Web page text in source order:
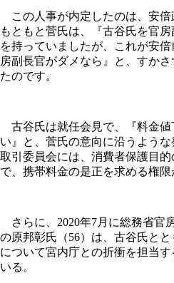
この人事が内定したのは、安倍
もともと菅氏は、『古谷氏を官
を持っていましたが、これが安
房副長官がダメなら』と、すか
たのです。
古谷氏は就任会見で、『料金値
い』と、菅氏の意向に沿うよう
取引委員会には、消費者保護目
で、携帯料金の是正を求める権限
さらに、2020年7月に総務省官
の原邦彰氏（56）は、古谷氏とと
について宮内庁との折衝を担当
いる。